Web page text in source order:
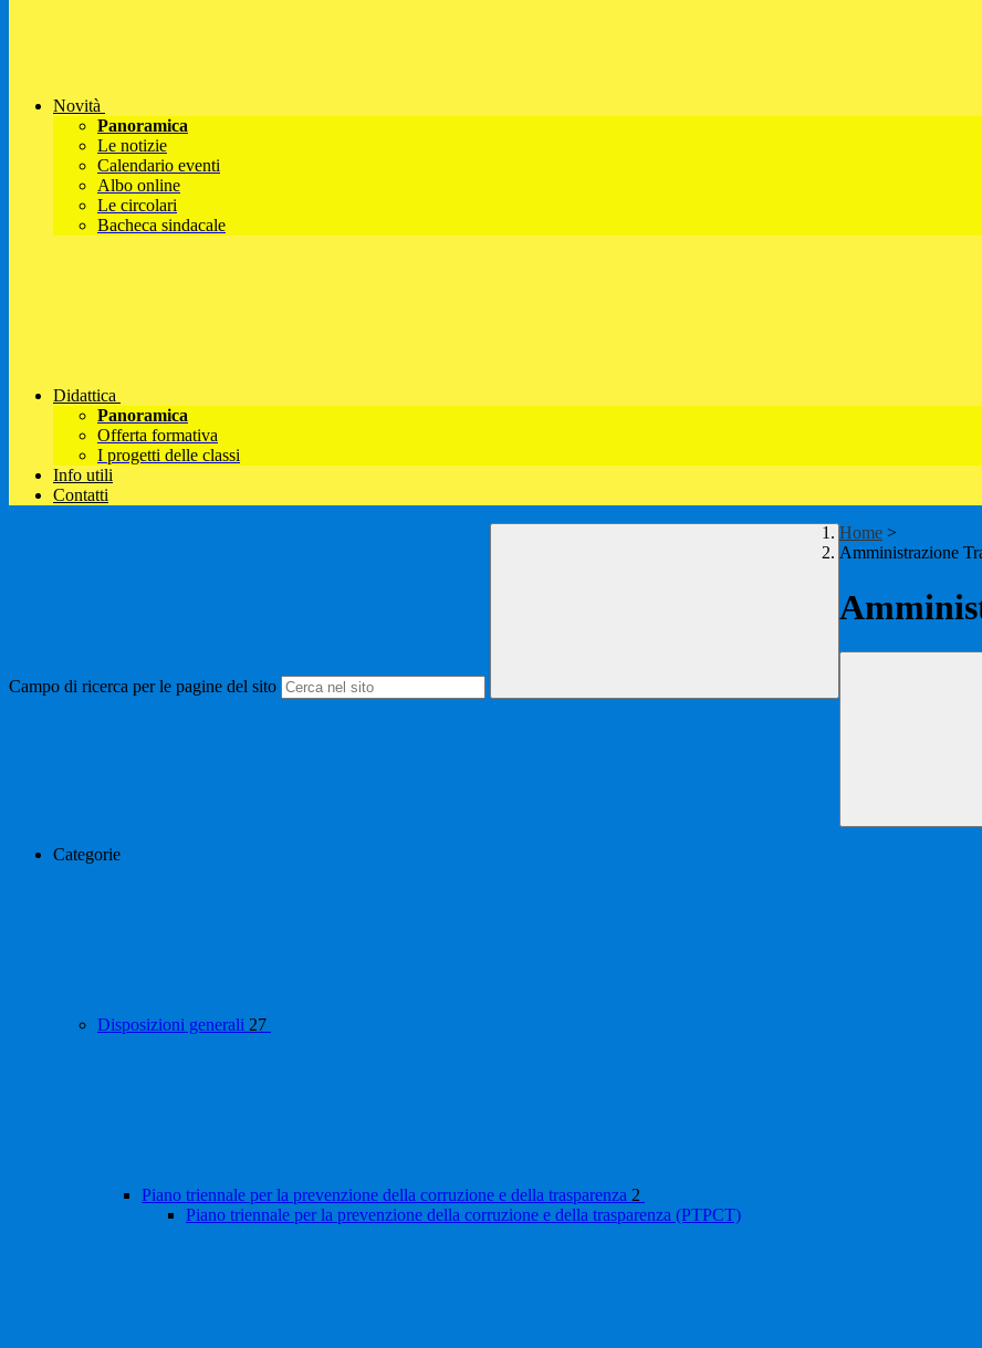
Novità
Panoramica
Le notizie
Calendario eventi
Albo online
Le circolari
Bacheca sindacale
Didattica
Panoramica
Offerta formativa
I progetti delle classi
Info utili
Contatti
Campo di ricerca per le pagine del sito
Home >
Amministrazione
Categorie
Disposizioni generali 27
Piano triennale per la prevenzione della corruzione e della trasparenza 2
Piano triennale per la prevenzione della corruzione e della trasparenza (PTPCT)